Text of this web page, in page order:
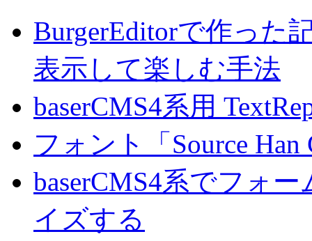
BurgerEditorで作った
表示して楽しむ手法
baserCMS4系用
フォント「Source
baserCMS4系でフォ
イズする